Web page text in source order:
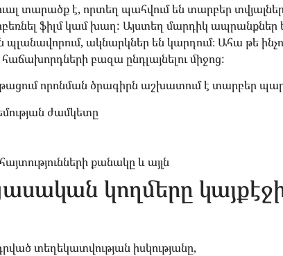
տարածք է, որտեղ պահվում են տարբեր
ֆիլմ կամ խաղ: Այստեղ մարդիկ
պլանավորում, ակնարկներ են կարդում։ Ահա թե
բազա ընդլայնելու միջոց:
որոնման ծրագիրն աշխատում է տարբեր
ժամկետը
քանակը և այլն
կողմերը
տեղեկատվության իսկությանը,